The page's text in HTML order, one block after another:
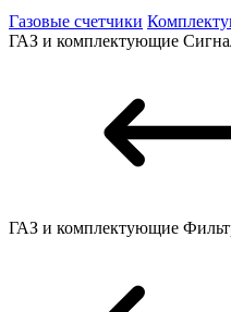
Газовые счетчики
ГАЗ и комплектующие
ГАЗ и комплектующие